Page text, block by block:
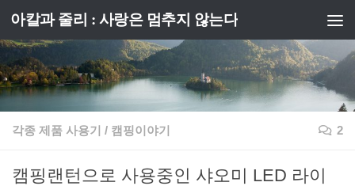
Skip to content
아칼과 줄리 : 사랑은 멈추지 않는다
각종 제품 사용기 / 캠핑이야기 2
캠핑랜턴으로 사용중인 샤오미 LED 라이